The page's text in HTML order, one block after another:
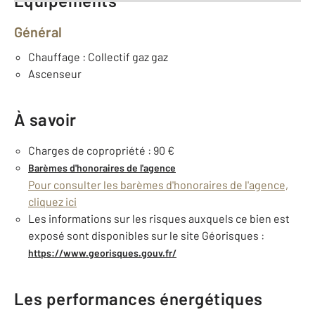
Général
Chauffage : Collectif gaz gaz
Ascenseur
À savoir
Charges de copropriété : 90 €
Barèmes d'honoraires de l'agence
Pour consulter les barèmes d'honoraires de l'agence,
cliquez ici
Les informations sur les risques auxquels ce bien est
exposé sont disponibles sur le site Géorisques :
https://www.georisques.gouv.fr/
Les performances énergétiques